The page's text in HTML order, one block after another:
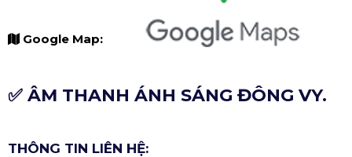
Google Map:
✅ ÂM THANH ÁNH SÁNG ĐÔNG VY.
THÔNG TIN LIÊN HỆ: